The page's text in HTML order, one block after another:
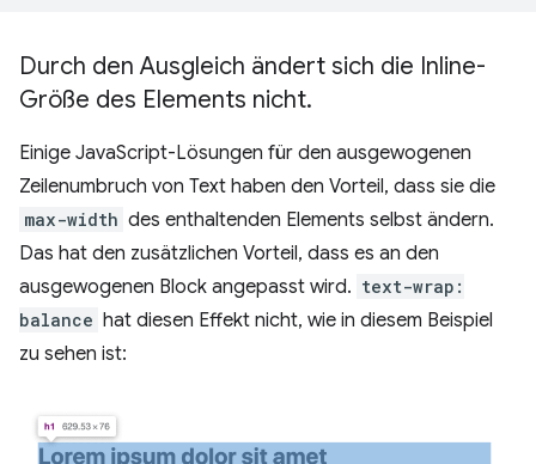
Durch den Ausgleich ändert sich die Inline-
Größe des Elements nicht.
Einige JavaScript-Lösungen für den ausgewogenen
Zeilenumbruch von Text haben den Vorteil, dass sie die
max-width des enthaltenden Elements selbst ändern.
Das hat den zusätzlichen Vorteil, dass es an den
ausgewogenen Block angepasst wird. text-wrap:
balance hat diesen Effekt nicht, wie in diesem Beispiel
zu sehen ist: